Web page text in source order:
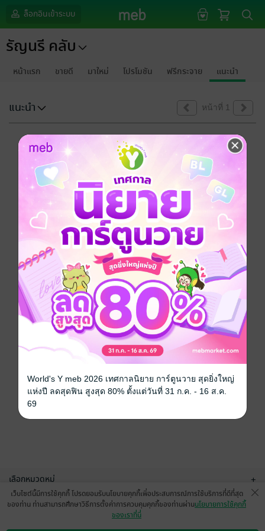
ล็อกอินเข้าระบบ
รัญนรี คลับ
หน้าแรก ขายดี มาใหม่ โปรโมชัน ฟรีกระจาย แนะนำ
แนะนำ หน้าที่ 1
ขออภัยด้วยนะคะ
ไม่พบข้อมูลในหัวข้อที่คุณกำลังชมค่ะ
เลือกหมวดหมู่ +
บริการช่วยเหลือ
เว็บไซต์นี้มีการใช้คุกกี้ โปรดยอมรับนโยบายคุกกี้เพื่อประสบการณ์การใช้บริการที่ดีที่สุด
ของท่าน ท่านสามารถศึกษาวิธีการตั้งค่าการควบคุมคุกกี้ของท่านผ่านนโยบายการใช้คุกกี้
ของเราที่นี่
World's Y meb 2026 เทศกาลนิยาย การ์ตูนวาย สุดยิ่งใหญ่
แห่งปี ลดสุดฟิน สูงสุด 80% ตั้งแต่วันที่ 31 ก.ค. - 16 ส.ค.
69